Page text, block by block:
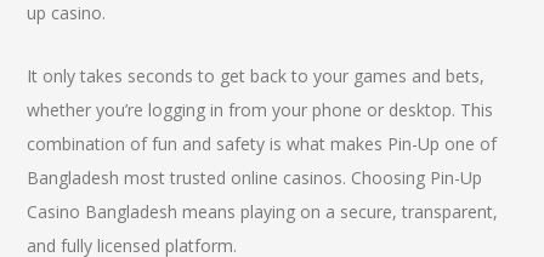
up casino.
It only takes seconds to get back to your games and bets,
whether you’re logging in from your phone or desktop. This
combination of fun and safety is what makes Pin-Up one of
Bangladesh most trusted online casinos. Choosing Pin-Up
Casino Bangladesh means playing on a secure, transparent,
and fully licensed platform.